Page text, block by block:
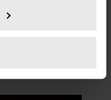
(fingerprinting)